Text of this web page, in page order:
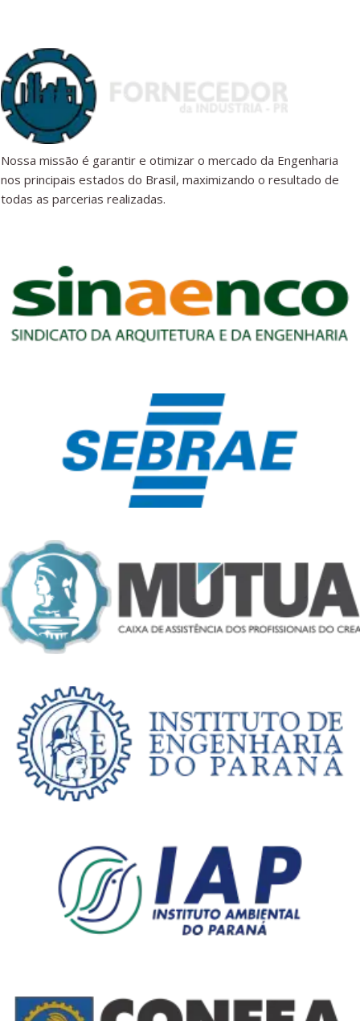
Nossa missão é garantir e otimizar o mercado da Engenharia
nos principais estados do Brasil, maximizando o resultado de
todas as parcerias realizadas.